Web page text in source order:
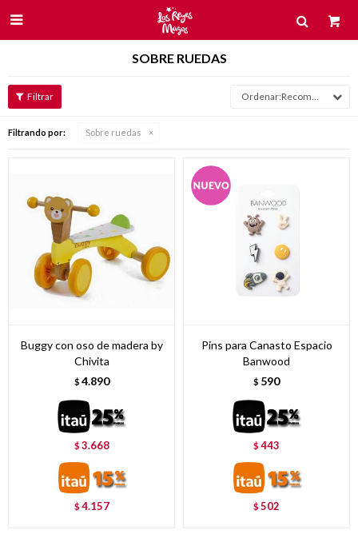

SOBRE RUEDAS
Recomendados
Filtrando por: Sobre ruedas
Buggy con oso de madera by
Chivita
$ 4.890
$3.668
$4.157
Pins para Canasto Espacio
Banwood
$ 590
$443
$502